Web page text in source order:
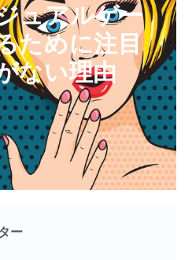
ュアルゲー
ために注目
ない理由
ー